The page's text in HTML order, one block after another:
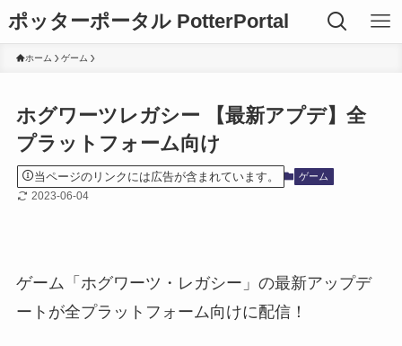
ポッターポータル PotterPortal
ホーム ゲーム
ホグワーツレガシー 【最新アプデ】全
プラットフォーム向け
当ページのリンクには広告が含まれています。 ゲーム
2023-06-04
ゲーム「ホグワーツ・レガシー」の最新アップデ
ートが全プラットフォーム向けに配信！